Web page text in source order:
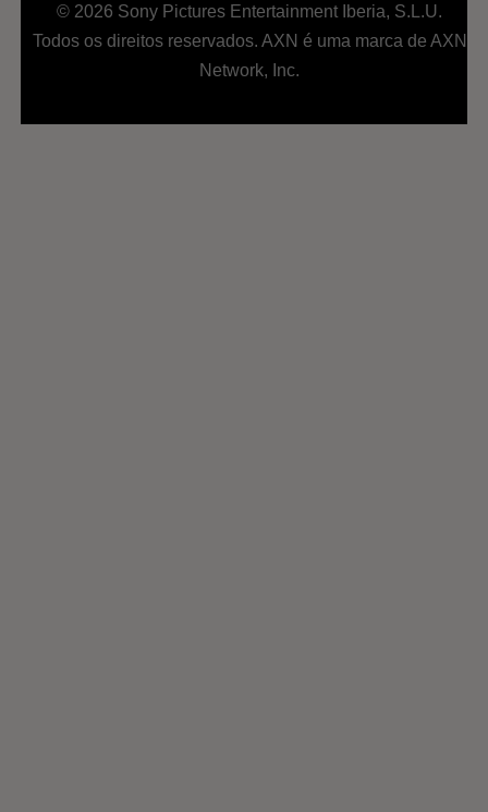
© 2026 Sony Pictures Entertainment Iberia, S.L.U.
Todos os direitos reservados. AXN é uma marca de AXN
Network, Inc.